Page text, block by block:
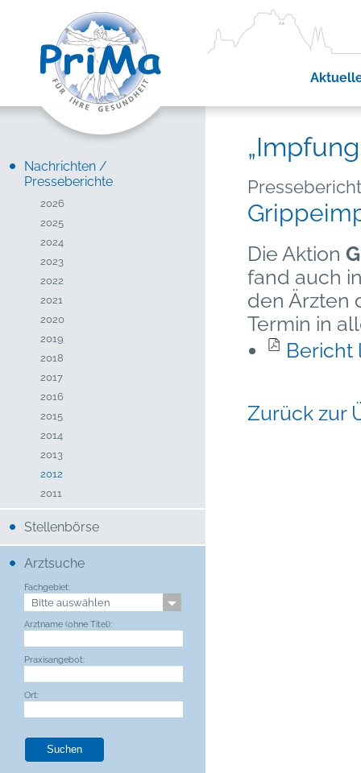
Nachrichten /
Presseberichte
2026
2025
2024
2023
2022
2021
2020
2019
2018
2017
2016
2015
2014
2013
2012
2011
Stellenbörse
Arztsuche
Fachgebiet:
Arztname (ohne Titel):
Praxisangebot:
Ort:
Die Aktion
fand auch
den Ärzten
Termin in
Bericht
Zurück zur